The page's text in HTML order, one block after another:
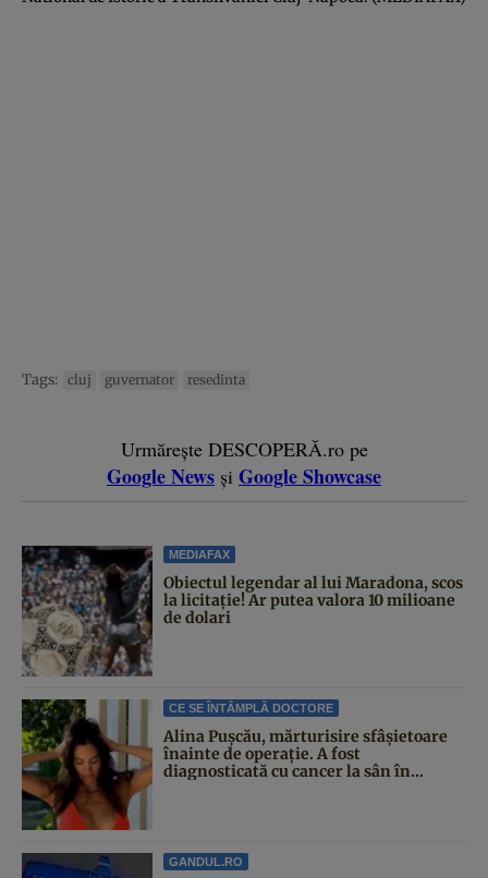
Tags: cluj guvernator resedinta
Urmărește DESCOPERĂ.ro pe
Google News și Google Showcase
MEDIAFAX
Obiectul legendar al lui Maradona, scos
la licitație! Ar putea valora 10 milioane
de dolari
CE SE ÎNTÂMPLĂ DOCTORE
Alina Pușcău, mărturisire sfâșietoare
înainte de operație. A fost
diagnosticată cu cancer la sân în...
GANDUL.RO